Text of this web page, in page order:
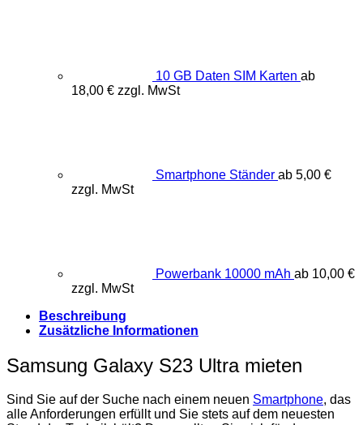
10 GB Daten SIM Karten ab
18,00 € zzgl. MwSt
Smartphone Ständer ab 5,00 €
zzgl. MwSt
Powerbank 10000 mAh ab 10,00 €
zzgl. MwSt
Beschreibung
Zusätzliche Informationen
Samsung Galaxy S23 Ultra mieten
Sind Sie auf der Suche nach einem neuen Smartphone, das
alle Anforderungen erfüllt und Sie stets auf dem neuesten